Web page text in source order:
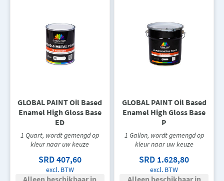
GLOBAL PAINT Oil Based
Enamel High Gloss Base
ED
1 Quart, wordt gemengd op
kleur naar uw keuze
SRD 407,60
excl. BTW
Alleen beschikbaar in
GLOBAL PAINT Oil Based
Enamel High Gloss Base
P
1 Gallon, wordt gemengd op
kleur naar uw keuze
SRD 1.628,80
excl. BTW
Alleen beschikbaar in